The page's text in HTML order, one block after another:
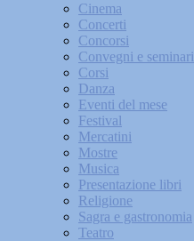
Cinema
Concerti
Concorsi
Convegni e seminari
Corsi
Danza
Eventi del mese
Festival
Mercatini
Mostre
Musica
Presentazione libri
Religione
Sagra e gastronomia
Teatro